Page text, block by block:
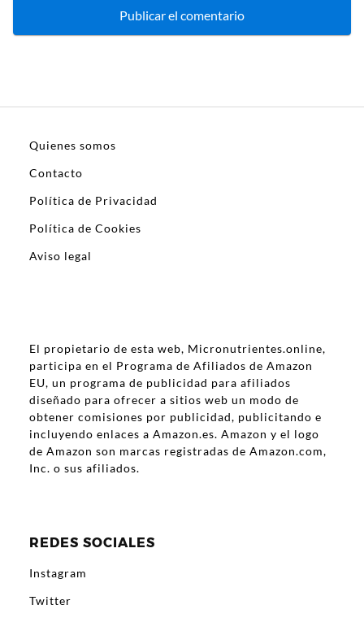
Quienes somos
Contacto
Política de Privacidad
Política de Cookies
Aviso legal
El propietario de esta web, Micronutrientes.online,
participa en el Programa de Afiliados de Amazon
EU, un programa de publicidad para afiliados
diseñado para ofrecer a sitios web un modo de
obtener comisiones por publicidad, publicitando e
incluyendo enlaces a Amazon.es. Amazon y el logo
de Amazon son marcas registradas de Amazon.com,
Inc. o sus afiliados.
REDES SOCIALES
Instagram
Twitter